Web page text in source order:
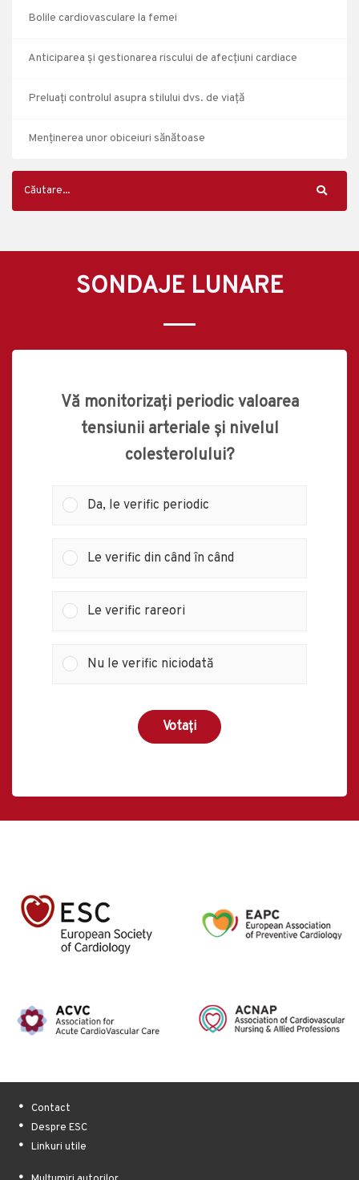
Bolile cardiovasculare la femei
Anticiparea și gestionarea riscului de afecțiuni cardiace
Preluați controlul asupra stilului dvs. de viață
Menținerea unor obiceiuri sănătoase
SONDAJE LUNARE
Vă monitorizați periodic valoarea
tensiunii arteriale și nivelul
colesterolului?
Da, le verific periodic
Le verific din când în când
Le verific rareori
Nu le verific niciodată
Votați
Contact
Despre ESC
Linkuri utile